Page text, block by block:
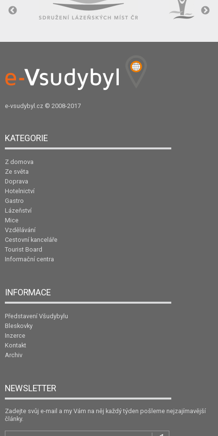
e-vsudybyl.cz © 2008-2017
KATEGORIE
Z domova
Ze světa
Doprava
Hotelnictví
Gastro
Lázeňství
Mice
Vzdělávání
Cestovní kanceláře
Tourist Board
Informační centra
INFORMACE
Představení Všudybylu
Bleskovky
Inzerce
Kontakt
Archiv
NEWSLETTER
Zadejte svůj e-mail a my Vám na něj každý týden pošleme nejzajímavější
články.